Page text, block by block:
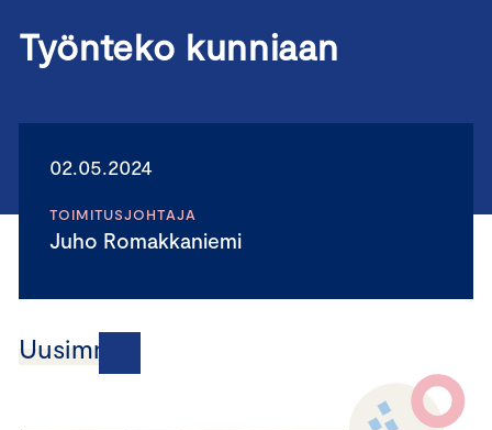
Työnteko kunniaan
02.05.2024
TOIMITUSJOHTAJA
Juho Romakkaniemi
Uusimmat